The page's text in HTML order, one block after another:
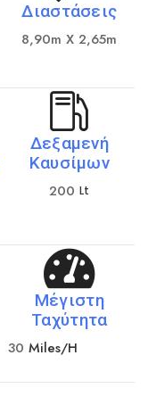
Διαστάσεις
8,90m X 2,65m
Δεξαμενή
Καυσίμων
200 Lt
Μέγιστη
Ταχύτητα
30 Miles/h